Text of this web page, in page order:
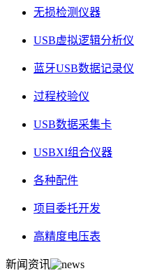
无损检测仪器
USB虚拟逻辑分析仪
蓝牙USB数据记录仪
过程校验仪
USB数据采集卡
USBXI组合仪器
各种配件
项目委托开发
高精度电压表
新闻资讯